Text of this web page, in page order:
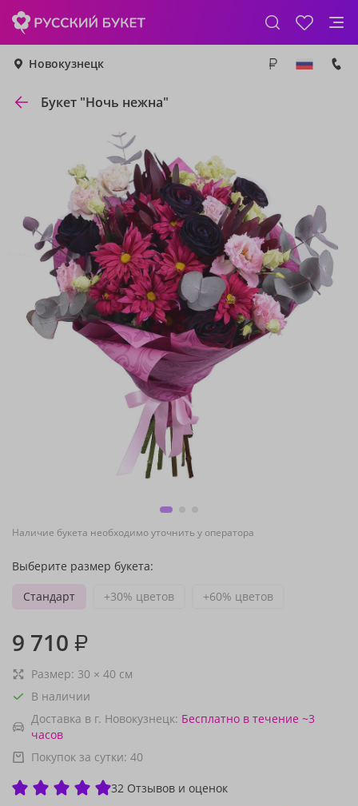
Новокузнецк
Букет "Ночь нежна"
Наличие букета необходимо уточнить у оператора
Выберите размер букета:
Стандарт
+30% цветов +60% цветов
9 710 ₽
Размер: 30 × 40 см
В наличии
Доставка в г. Новокузнецк: Бесплатно в течение ~3
часов
Покупок за сутки: 40
32 Отзывов и оценок